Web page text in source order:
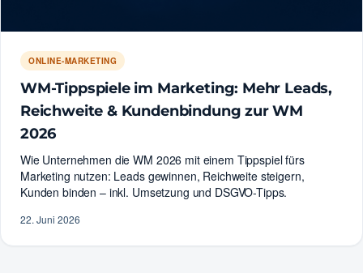
ONLINE-MARKETING
WM-Tippspiele im Marketing: Mehr Leads,
Reichweite & Kundenbindung zur WM
2026
Wie Unternehmen die WM 2026 mit einem Tippspiel fürs
Marketing nutzen: Leads gewinnen, Reichweite steigern,
Kunden binden – inkl. Umsetzung und DSGVO-Tipps.
22. Juni 2026